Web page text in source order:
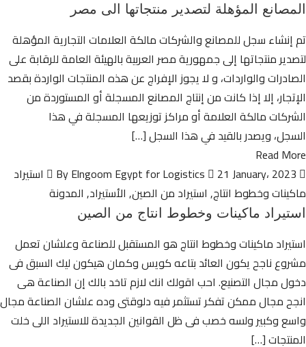
المصانع المؤهلة لتصدير منتجاتها الى مصر
تم إنشاء سجل للمصانع والشركات مالكة العلامات التجارية المؤهلة
لتصدير منتجاتها إلى جمهورية مصر العربية بالهيئة العامة للرقابة على
الصادرات والواردات، و لا يجوز الإفراج عن هذه المنتجات الواردة بقصد
الإتجار، إلا إذا كانت من إنتاج المصانع المسجلة أو المستوردة من
الشركات مالكة العلامة أو مراكز توزيعها المسجلة في هذا
السجل، ويصدر بالقيد في هذا السجل […]
Read More
21 January، 2023
استيراد
ماكينات وخطوط انتاج, استيراد من الصين, الأستيراد, المدونة
استيراد ماكينات وخطوط انتاج من الصين
استيراد ماكينات وخطوط انتاج هو المستقبل للصناعة وعلشان تعمل
مشروع ناجح يكون العائد بتاعه كويس وكمان هيكون ليك السبق فى
دخول مجال التصنيع. احب اقولك انك لازم تاخد بالك إن الصناعة هى
انجح مجال ممكن تفكر تستثمر فيه دلوقتى وده علشان الصناعة مجال
واسع وكبير ولسه خصب فى ظل القوانين الجديدة للاستيراد اللى خلت
المنتجات […]